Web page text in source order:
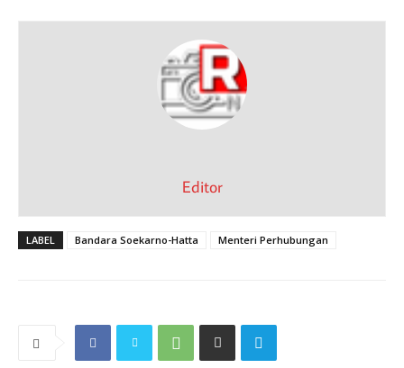
Editor
LABEL Bandara Soekarno-Hatta Menteri Perhubungan